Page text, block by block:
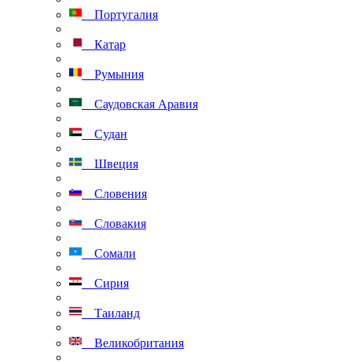
Португалия
Катар
Румыния
Саудовская Аравия
Судан
Швеция
Словения
Словакия
Сомали
Сирия
Таиланд
Великобритания